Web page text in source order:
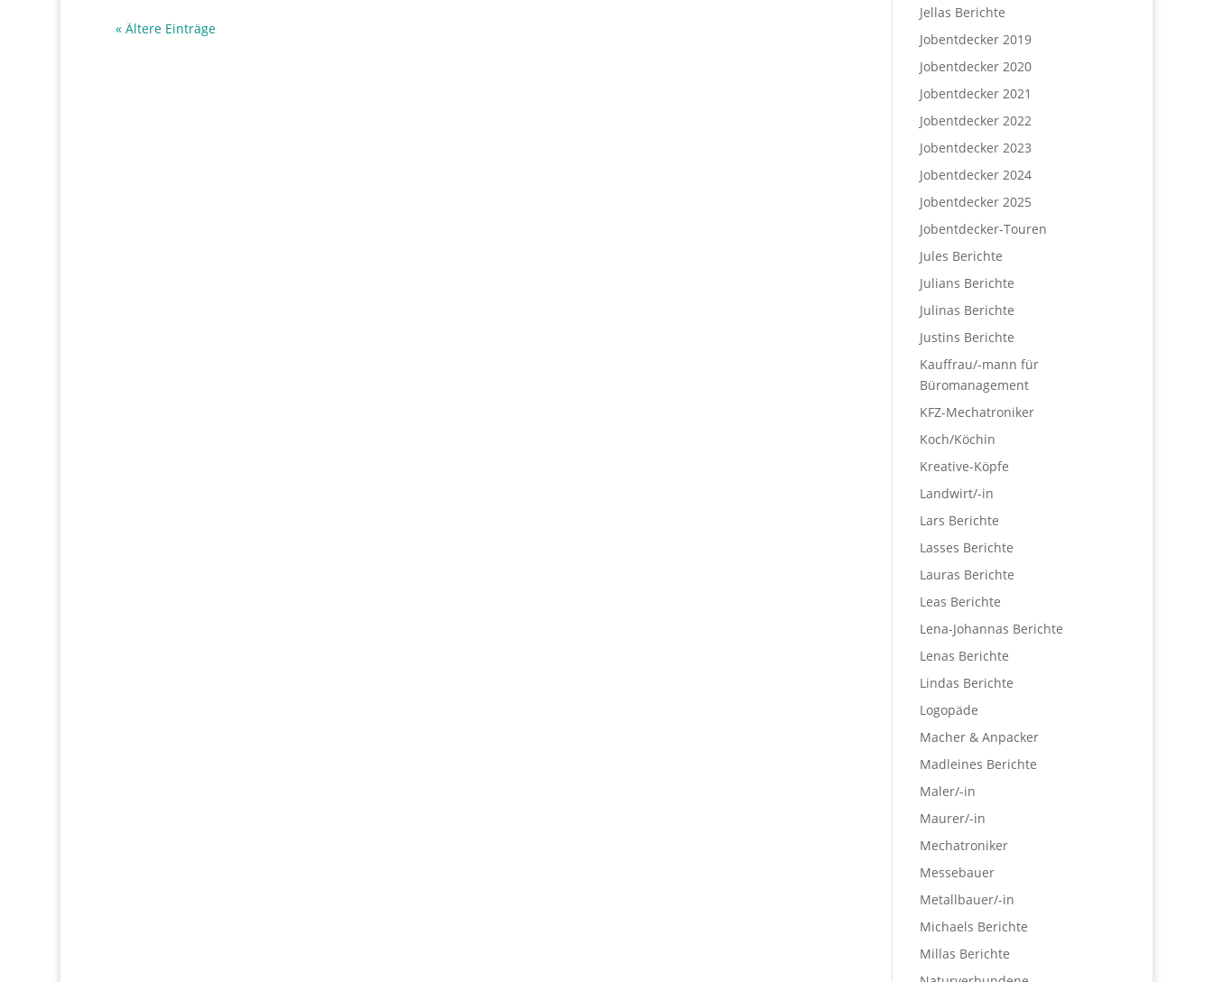
« Ältere Einträge
Jellas Berichte
Jobentdecker 2019
Jobentdecker 2020
Jobentdecker 2021
Jobentdecker 2022
Jobentdecker 2023
Jobentdecker 2024
Jobentdecker 2025
Jobentdecker-Touren
Jules Berichte
Julians Berichte
Julinas Berichte
Justins Berichte
Kauffrau/-mann für
Büromanagement
KFZ-Mechatroniker
Koch/Köchin
Kreative-Köpfe
Landwirt/-in
Lars Berichte
Lasses Berichte
Lauras Berichte
Leas Berichte
Lena-Johannas Berichte
Lenas Berichte
Lindas Berichte
Logopäde
Macher & Anpacker
Madleines Berichte
Maler/-in
Maurer/-in
Mechatroniker
Messebauer
Metallbauer/-in
Michaels Berichte
Millas Berichte